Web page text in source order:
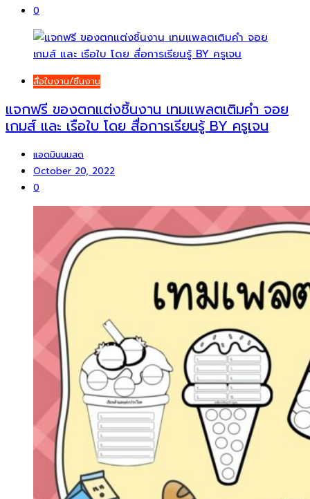
0
สื่อใบงาน/ชิ้นงาน
แจกฟรี ของตกแต่งชิ้นงาน เทมแพลตเติมคำ จอย
เกมส์ และ เรือใบ โดย สื่อการเรียนรู้ BY ครูเจน
แอดมินนมสด
October 20, 2022
0